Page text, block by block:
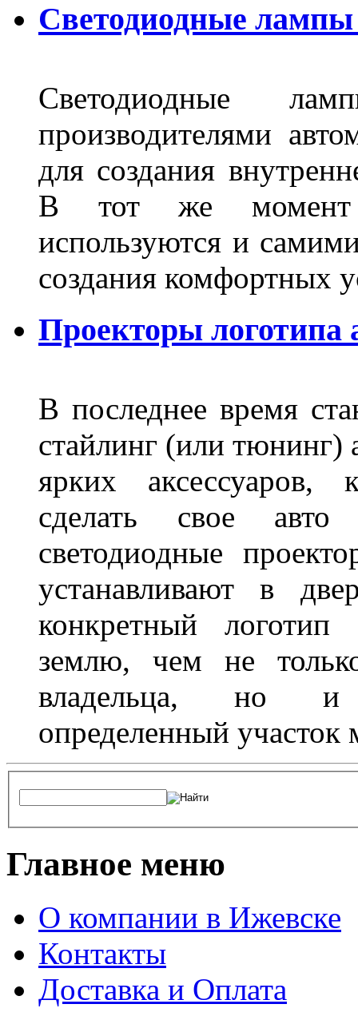
Светодиодные
Светодиодные
производителями
для создания
В тот же момент
используются и
создания комфортных
Проекторы логотипа
В последнее время
стайлинг (или тюнинг)
ярких аксессуаров,
сделать свое
светодиодные
устанавливают в
конкретный логотип
землю, чем не
владельца, но и
определенный участок
Главное меню
О компании в Ижевске
Контакты
Доставка и Оплата